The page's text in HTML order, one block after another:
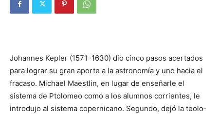
Johannes Kepler (1571–1630) dio cinco pasos acertados
para lo­grar su gran aporte a la astronomía y uno hacia el
fracaso. Michael Maestlin, en lugar de enseñarle el
sistema de Ptolomeo como a los alumnos corrientes, le
introdujo al sistema copernicano. Segundo, dejó la teolo­